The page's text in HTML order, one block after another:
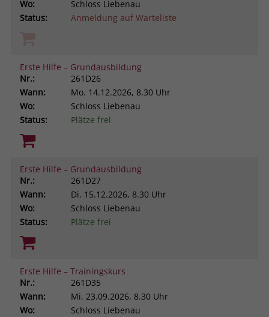
Wo:
Schloss Liebenau
Status:
Anmeldung auf Warteliste
Erste Hilfe – Grundausbildung
Nr.:
261D26
Wann:
Mo. 14.12.2026, 8.30 Uhr
Wo:
Schloss Liebenau
Status:
Plätze frei
Erste Hilfe – Grundausbildung
Nr.:
261D27
Wann:
Di. 15.12.2026, 8.30 Uhr
Wo:
Schloss Liebenau
Status:
Plätze frei
Erste Hilfe – Trainingskurs
Nr.:
261D35
Wann:
Mi. 23.09.2026, 8.30 Uhr
Wo:
Schloss Liebenau